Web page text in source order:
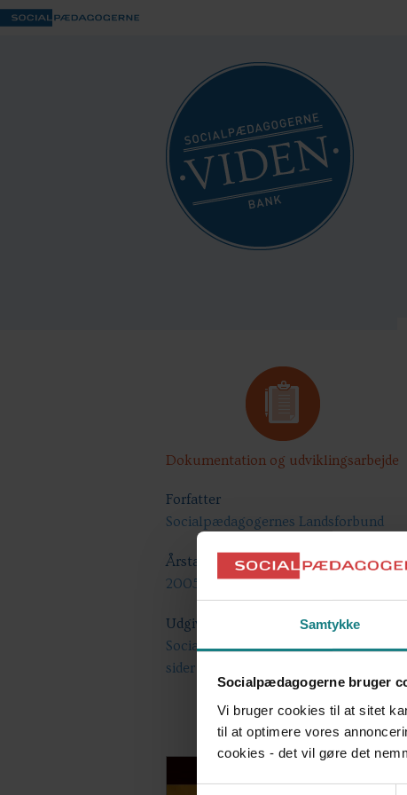
Samtykke
Socialpædagogerne bruger
Vi bruger cookies til at sitet
til at optimere vores
cookies - det vil gøre det
Dokumentation og udviklingsarbejde
Forfatter
Socialpædagogernes Landsforbund
Årstal
2005
Udgiver
Socialpædagogernes Landsforbund, 32
sider